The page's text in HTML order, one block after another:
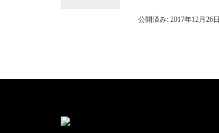
公開済み: 2017年12月26日